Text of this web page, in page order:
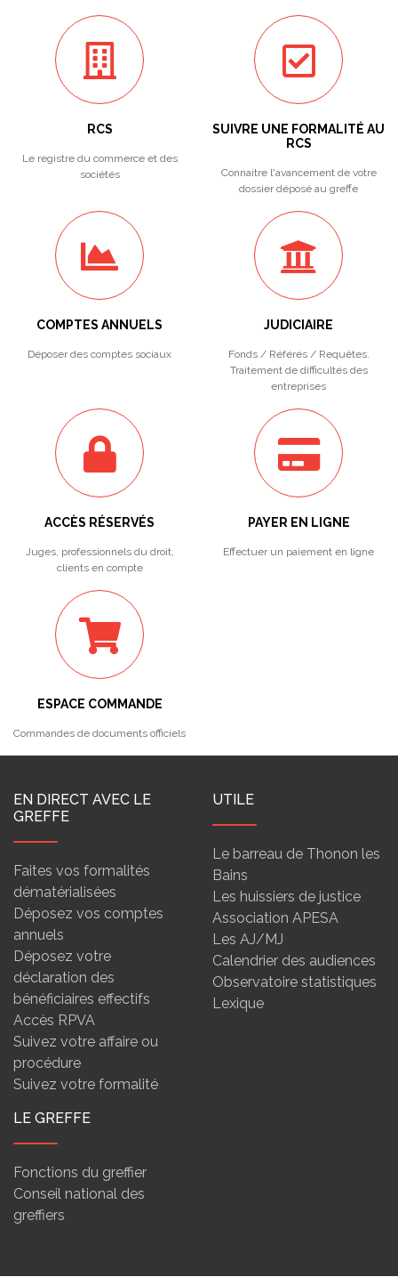
RCS
Le registre du commerce et des
sociétés
SUIVRE UNE FORMALITÉ AU
RCS
Connaitre l'avancement de votre
dossier déposé au greffe
COMPTES ANNUELS
Déposer des comptes sociaux
JUDICIAIRE
Fonds / Référés / Requêtes.
Traitement de difficultés des
entreprises
ACCÈS RÉSERVÉS
Juges, professionnels du droit,
clients en compte
PAYER EN LIGNE
Effectuer un paiement en ligne
ESPACE COMMANDE
Commandes de documents officiels
EN DIRECT AVEC LE
GREFFE
Faites vos formalités
dématérialisées
Déposez vos comptes
annuels
Déposez votre
déclaration des
bénéficiaires effectifs
Accès RPVA
Suivez votre affaire ou
procédure
Suivez votre formalité
UTILE
Le barreau de Thonon les
Bains
Les huissiers de justice
Association APESA
Les AJ/MJ
Calendrier des audiences
Observatoire statistiques
Lexique
LE GREFFE
Fonctions du greffier
Conseil national des
greffiers